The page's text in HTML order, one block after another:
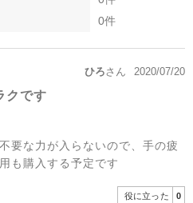
0件
ひろさん 2020/07/20
クです
要な力が入らないので、手の疲
も購入する予定です
役に立った 0